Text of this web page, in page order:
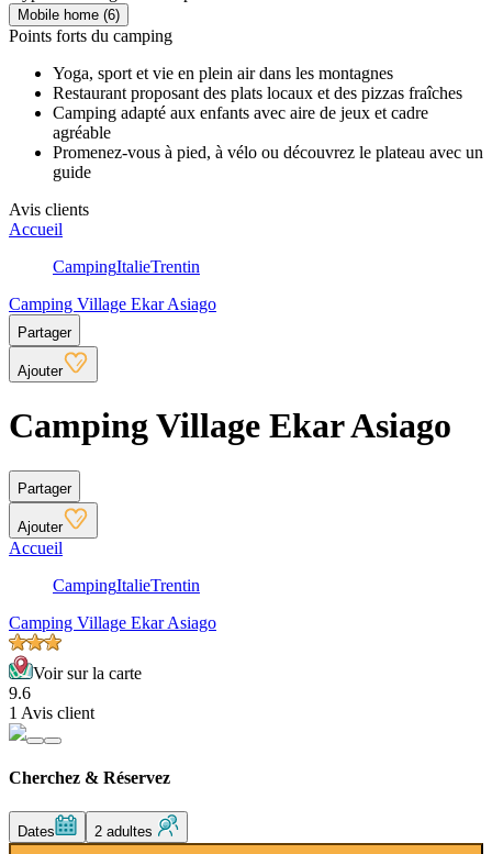
Mobile home (6)
Points forts du camping
Yoga, sport et vie en plein air dans les montagnes
Restaurant proposant des plats locaux et des pizzas fraîches
Camping adapté aux enfants avec aire de jeux et cadre
agréable
Promenez-vous à pied, à vélo ou découvrez le plateau avec un
guide
Avis clients
Accueil
CampingItalieTrentin
Camping Village Ekar Asiago
Partager
Ajouter
Camping Village Ekar Asiago
Partager
Ajouter
Accueil
CampingItalieTrentin
Camping Village Ekar Asiago
Voir sur la carte
9.6
1 Avis client
Cherchez & Réservez
Dates 2 adultes